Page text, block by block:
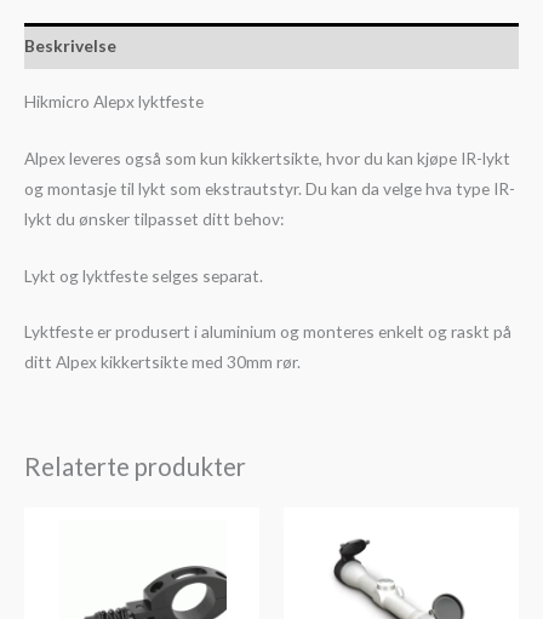
Beskrivelse
Hikmicro Alepx lyktfeste
Alpex leveres også som kun kikkertsikte, hvor du kan kjøpe IR-lykt
og montasje til lykt som ekstrautstyr. Du kan da velge hva type IR-
lykt du ønsker tilpasset ditt behov:
Lykt og lyktfeste selges separat.
Lyktfeste er produsert i aluminium og monteres enkelt og raskt på
ditt Alpex kikkertsikte med 30mm rør.
Relaterte produkter